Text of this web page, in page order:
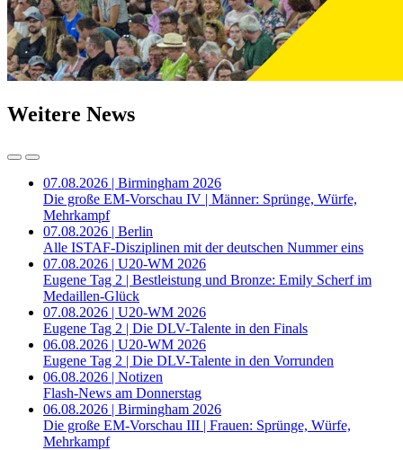
Weitere News
07.08.2026 | Birmingham 2026
Die große EM-Vorschau IV | Männer: Sprünge, Würfe,
Mehrkampf
07.08.2026 | Berlin
Alle ISTAF-Disziplinen mit der deutschen Nummer eins
07.08.2026 | U20-WM 2026
Eugene Tag 2 | Bestleistung und Bronze: Emily Scherf im
Medaillen-Glück
07.08.2026 | U20-WM 2026
Eugene Tag 2 | Die DLV-Talente in den Finals
06.08.2026 | U20-WM 2026
Eugene Tag 2 | Die DLV-Talente in den Vorrunden
06.08.2026 | Notizen
Flash-News am Donnerstag
06.08.2026 | Birmingham 2026
Die große EM-Vorschau III | Frauen: Sprünge, Würfe,
Mehrkampf